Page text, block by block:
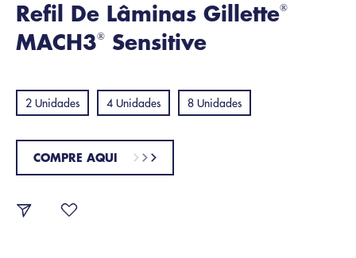
Refil De Lâminas Gillette®
MACH3® Sensitive
2 Unidades 4 Unidades 8 Unidades
COMPRE AQUI